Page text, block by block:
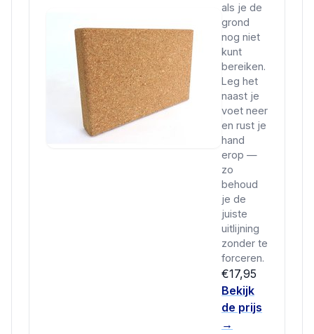
als je de
grond
nog niet
kunt
bereiken.
Leg het
naast je
voet neer
en rust je
hand
erop —
zo
behoud
je de
juiste
uitlijning
zonder te
forceren.
€17,95
Bekijk
de prijs
→